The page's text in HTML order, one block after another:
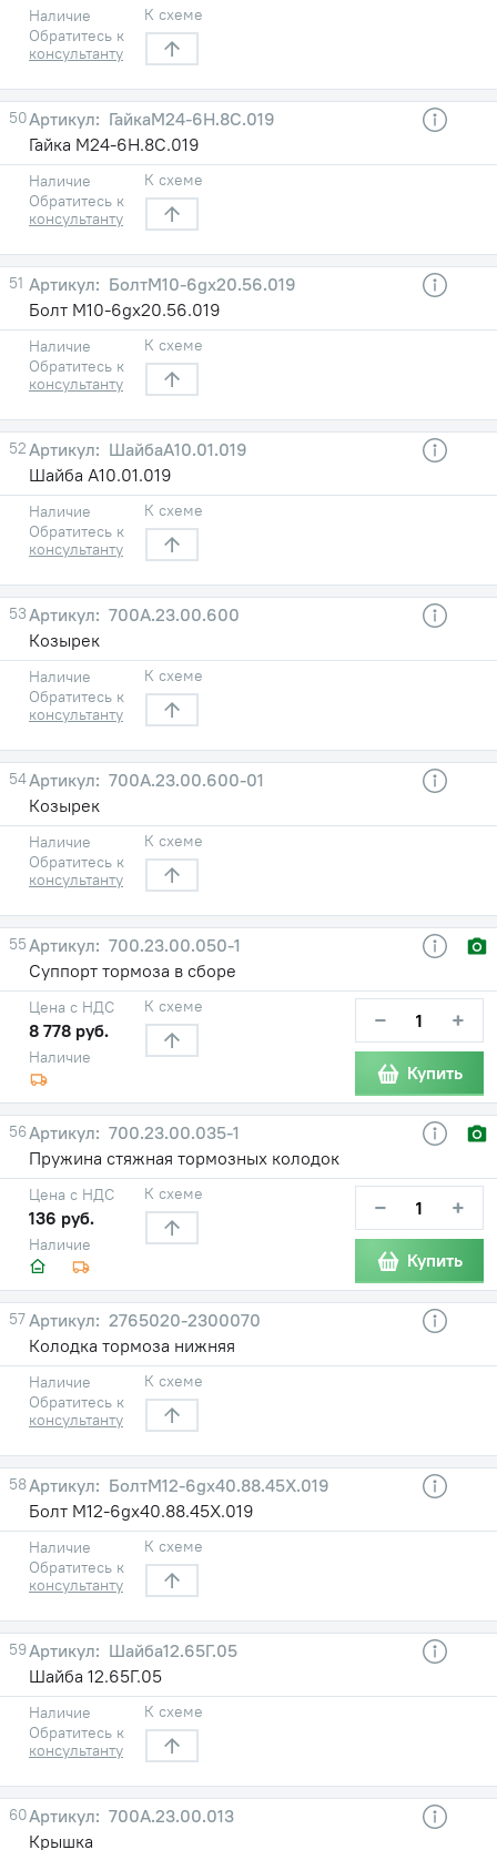
Наличие
Обратитесь к
консультанту
К схеме
50
ГайкаМ24-6Н.8С.019
Гайка М24-6Н.8С.019
Наличие
Обратитесь к
консультанту
К схеме
51
БолтМ10-6gх20.56.019
Болт М10-6gх20.56.019
Наличие
Обратитесь к
консультанту
К схеме
52
ШайбаА10.01.019
Шайба А10.01.019
Наличие
Обратитесь к
консультанту
К схеме
53
700А.23.00.600
Козырек
Наличие
Обратитесь к
консультанту
К схеме
54
700А.23.00.600-01
Козырек
Наличие
Обратитесь к
консультанту
К схеме
55
700.23.00.050-1
Суппорт тормоза в сборе
Наличие
Цена с НДС
8 778 руб.
К схеме − +
Купить
56
700.23.00.035-1
Пружина стяжная тормозных колодок
Наличие
Цена с НДС
136 руб.
К схеме − +
Купить
57
2765020-2300070
Колодка тормоза нижняя
Наличие
Обратитесь к
консультанту
К схеме
58
БолтМ12-6gх40.88.45Х.019
Болт М12-6gх40.88.45Х.019
Наличие
Обратитесь к
консультанту
К схеме
59
Шайба12.65Г.05
Шайба 12.65Г.05
Наличие
Обратитесь к
консультанту
К схеме
60
700А.23.00.013
Крышка